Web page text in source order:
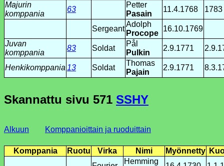
Majurin
komppania
63
Petter
Pasain
11.4.1768 1783
Sergeant
Adolph
Procope
16.10.1769
Juvan
komppania
83 Soldat
Pål
Pulkin
2.9.1771
Henkikomppania 13 Soldat
Thomas
Pajain
2.9.1771
Skannattu sivu 571 SSHY
Alkuun Komppanioittain ja ruoduittain
Komppania Ruotu Virka Nimi Myönnetty
Hemming